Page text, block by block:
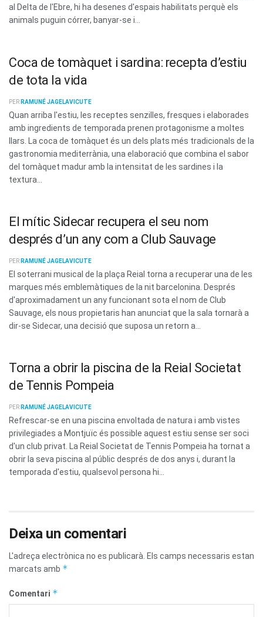
al Delta de l'Ebre, hi ha desenes d'espais habilitats perquè els
animals puguin córrer, banyar-se i...
Coca de tomàquet i sardina: recepta d’estiu
de tota la vida
PER RAMUNÉ JAGELAVICUTE
Quan arriba l'estiu, les receptes senzilles, fresques i elaborades
amb ingredients de temporada prenen protagonisme a moltes
llars. La coca de tomàquet és un dels plats més tradicionals de la
gastronomia mediterrània, una elaboració que combina el sabor
del tomàquet madur amb la intensitat de les sardines i la
textura...
El mític Sidecar recupera el seu nom
després d’un any com a Club Sauvage
PER RAMUNÉ JAGELAVICUTE
El soterrani musical de la plaça Reial torna a recuperar una de les
marques més emblemàtiques de la nit barcelonina. Després
d'aproximadament un any funcionant sota el nom de Club
Sauvage, els nous propietaris han anunciat que la sala tornarà a
dir-se Sidecar, una decisió que suposa un retorn a...
Torna a obrir la piscina de la Reial Societat
de Tennis Pompeia
PER RAMUNÉ JAGELAVICUTE
Refrescar-se en una piscina envoltada de natura i amb vistes
privilegiades a Montjuïc és possible aquest estiu sense ser soci
d'un club privat. La Reial Societat de Tennis Pompeia ha tornat a
obrir la seva piscina al públic després de dos anys i, durant la
temporada d'estiu, qualsevol persona hi...
Deixa un comentari
L'adreça electrònica no es publicarà. Els camps necessaris estan
marcats amb *
Comentari *